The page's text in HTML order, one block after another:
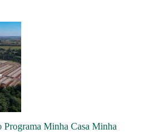
Minha Casa Minha